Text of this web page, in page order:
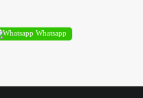
Whatsapp